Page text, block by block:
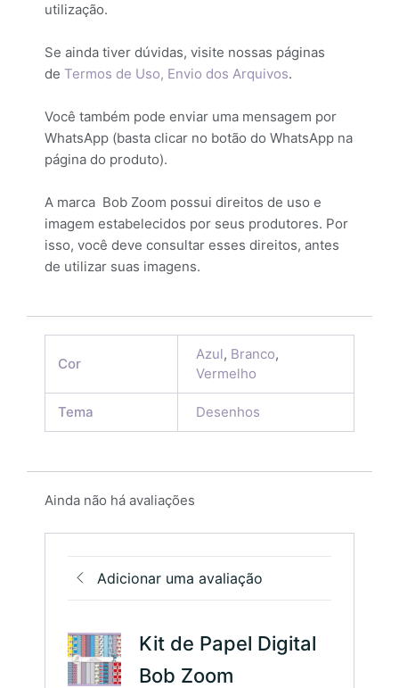
utilização.
Se ainda tiver dúvidas, visite nossas páginas
de Termos de Uso, Envio dos Arquivos.
Você também pode enviar uma mensagem por
WhatsApp (basta clicar no botão do WhatsApp na
página do produto).
A marca Bob Zoom possui direitos de uso e
imagem estabelecidos por seus produtores. Por
isso, você deve consultar esses direitos, antes
de utilizar suas imagens.
Cor
Azul, Branco,
Vermelho
Tema Desenhos
Ainda não há avaliações
Adicionar uma avaliação
Kit de Papel Digital
Bob Zoom